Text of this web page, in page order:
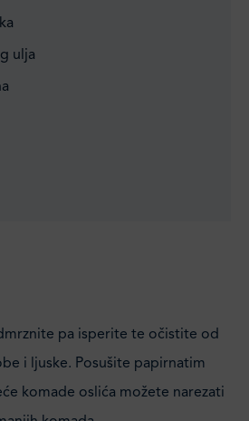
ulja
pa isperite te očistite od
i ljuske. Posušite papirnatim
komade oslića možete narezati